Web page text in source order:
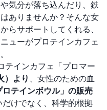
気分が落ち込んだり、鉄
ありませんか？そんな女
らサポートしてくれる、
ューがプロテインカフェ
テインカフェ「プロマー
）より
、女性のための血
ロテインボウル」の販売
だけでなく、科学的根拠